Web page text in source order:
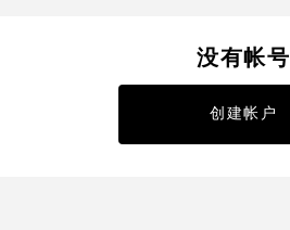
没有帐号
创建帐户